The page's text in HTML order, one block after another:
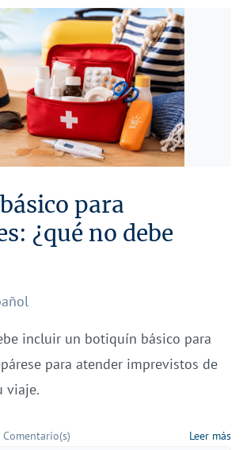
para
¿qué no debe
incluir un botiquín básico para
para atender imprevistos de
viaje.
Comentario(s) Leer más